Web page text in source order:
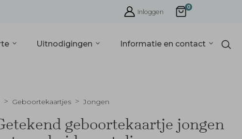
Inloggen
0
Uitnodigingen Informatie en contact
Geboortekaartjes Jongen
geboortekaartje jongen